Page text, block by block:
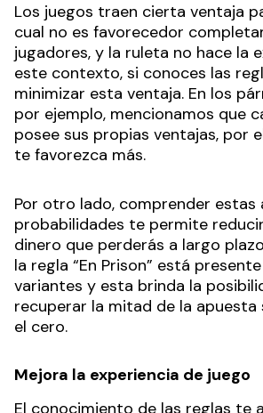
Los juegos traen cierta ventaja
cual no es favorecedor
jugadores, y la ruleta no hace la
este contexto, si conoces las
minimizar esta ventaja. En los
por ejemplo, mencionamos que
posee sus propias ventajas, por
te favorezca más.
Por otro lado, comprender estas
probabilidades te permite
dinero que perderás a largo
la regla “En Prison” está
variantes y esta brinda la
recuperar la mitad de la apuesta
el cero.
Mejora la experiencia de juego